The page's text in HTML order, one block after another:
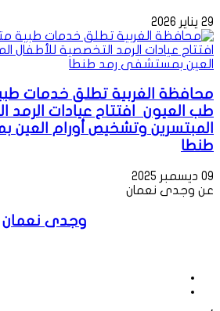
29 يناير 2026
محافظة الغربية تطلق خدمات
طب العيون افتتاح عيادات الرمد
المبتسرين وتشخيص أورام
طنطا
09 ديسمبر 2025
عن وجدى نعمان
وجدى نعمان